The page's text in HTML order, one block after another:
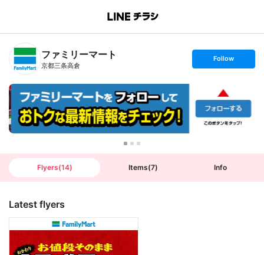
B
n
T
ファミリーマート
京都三条高倉
s
t
w
Follow
Flyers(14) Items(7) Info
Latest flyers